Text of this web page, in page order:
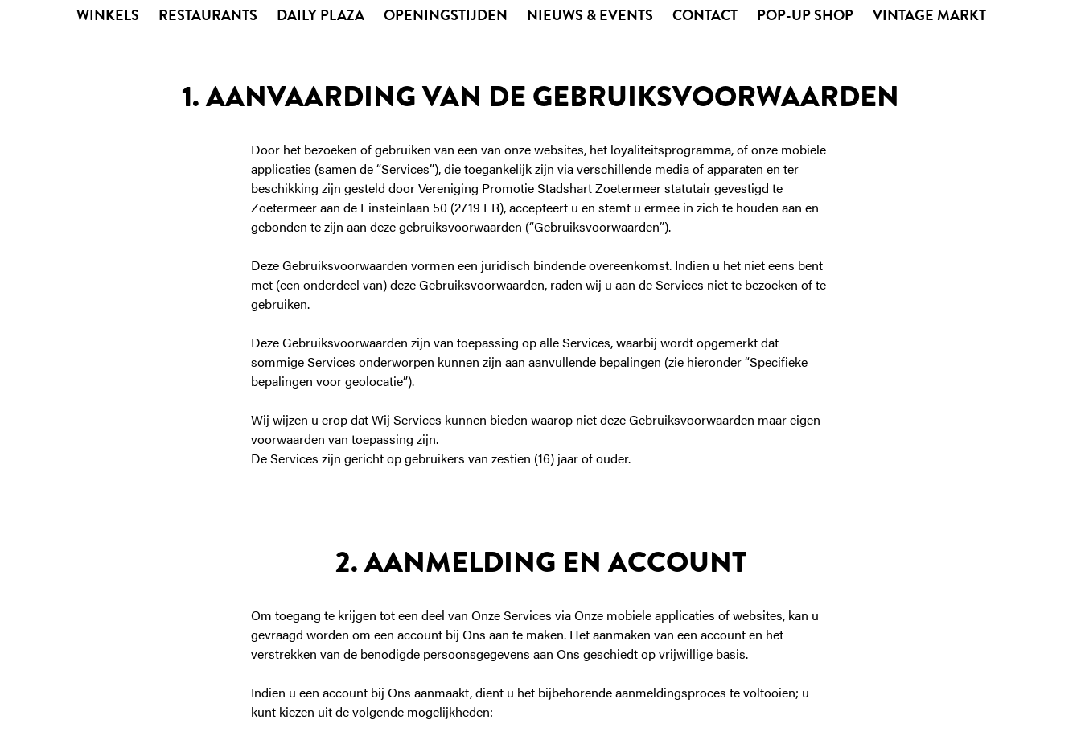
WINKELS RESTAURANTS DAILY PLAZA OPENINGSTIJDEN NIEUWS & EVENTS CONTACT POP-UP SHOP VINTAGE MARKT
1. AANVAARDING VAN DE GEBRUIKSVOORWAARDEN
Door het bezoeken of gebruiken van een van onze websites, het loyaliteitsprogramma, of onze mobiele
applicaties (samen de “Services”), die toegankelijk zijn via verschillende media of apparaten en ter
beschikking zijn gesteld door Vereniging Promotie Stadshart Zoetermeer statutair gevestigd te
Zoetermeer aan de Einsteinlaan 50 (2719 ER), accepteert u en stemt u ermee in zich te houden aan en
gebonden te zijn aan deze gebruiksvoorwaarden (“Gebruiksvoorwaarden”).
Deze Gebruiksvoorwaarden vormen een juridisch bindende overeenkomst. Indien u het niet eens bent
met (een onderdeel van) deze Gebruiksvoorwaarden, raden wij u aan de Services niet te bezoeken of te
gebruiken.
Deze Gebruiksvoorwaarden zijn van toepassing op alle Services, waarbij wordt opgemerkt dat
sommige Services onderworpen kunnen zijn aan aanvullende bepalingen (zie hieronder “Specifieke
bepalingen voor geolocatie”).
Wij wijzen u erop dat Wij Services kunnen bieden waarop niet deze Gebruiksvoorwaarden maar eigen
voorwaarden van toepassing zijn.
De Services zijn gericht op gebruikers van zestien (16) jaar of ouder.
2. AANMELDING EN ACCOUNT
Om toegang te krijgen tot een deel van Onze Services via Onze mobiele applicaties of websites, kan u
gevraagd worden om een account bij Ons aan te maken. Het aanmaken van een account en het
verstrekken van de benodigde persoonsgegevens aan Ons geschiedt op vrijwillige basis.
Indien u een account bij Ons aanmaakt, dient u het bijbehorende aanmeldingsproces te voltooien; u
kunt kiezen uit de volgende mogelijkheden: